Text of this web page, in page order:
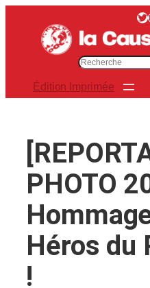
contenu
Twitter
r
h
e
r
Édition Imprimée
PHOTO
Héros du
!